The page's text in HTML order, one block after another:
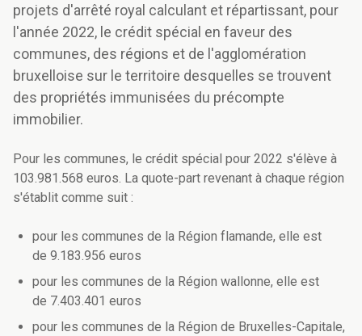
projets d'arrêté royal calculant et répartissant, pour
l'année 2022, le crédit spécial en faveur des
communes, des régions et de l'agglomération
bruxelloise sur le territoire desquelles se trouvent
des propriétés immunisées du précompte
immobilier.
Pour les communes, le crédit spécial pour 2022 s'élève à
103.981.568 euros. La quote-part revenant à chaque région
s'établit comme suit :
pour les communes de la Région flamande, elle est
de 9.183.956 euros
pour les communes de la Région wallonne, elle est
de 7.403.401 euros
pour les communes de la Région de Bruxelles-Capitale,